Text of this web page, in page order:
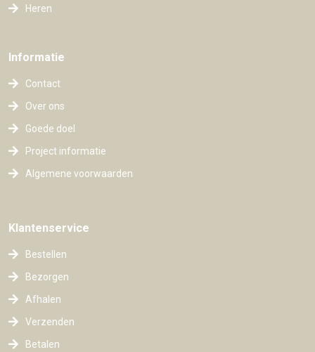
Heren
Informatie
Contact
Over ons
Goede doel
Project informatie
Algemene voorwaarden
Klantenservice
Bestellen
Bezorgen
Afhalen
Verzenden
Betalen